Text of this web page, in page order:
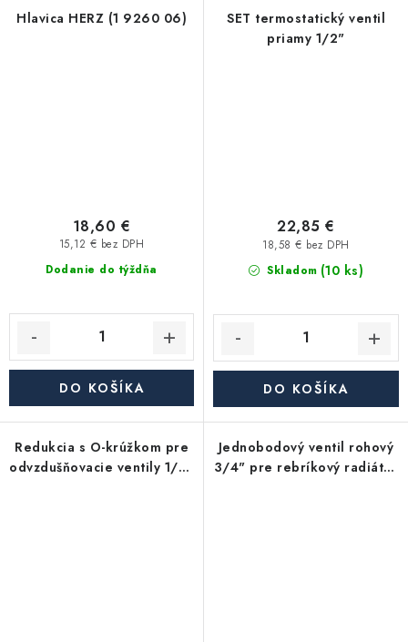
Hlavica HERZ (1 9260 06)
Dodanie do týždňa
15,12 € bez DPH
18,60 €
DO KOŠÍKA
SET termostatický ventil
priamy 1/2"
Skladom (10 ks)
18,58 € bez DPH
22,85 €
DO KOŠÍKA
Redukcia s O-krúžkom pre
odvzdušňovacie ventily 1/2"
Jednobodový ventil rohový
3/4" pre rebríkový radiátor